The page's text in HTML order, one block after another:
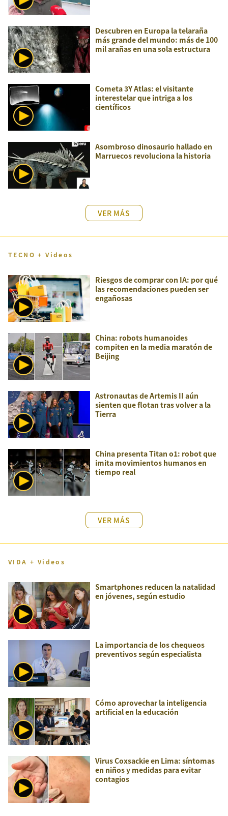
Descubren en Europa la telaraña
más grande del mundo: más de 100
mil arañas en una sola estructura
Cometa 3Y Atlas: el visitante
interestelar que intriga a los
científicos
Asombroso dinosaurio hallado en
Marruecos revoluciona la historia
VER MÁS
TECNO + Videos
Riesgos de comprar con IA: por qué
las recomendaciones pueden ser
engañosas
China: robots humanoides
compiten en la media maratón de
Beijing
Astronautas de Artemis II aún
sienten que flotan tras volver a la
Tierra
China presenta Titan o1: robot que
imita movimientos humanos en
tiempo real
VER MÁS
VIDA + Videos
Smartphones reducen la natalidad
en jóvenes, según estudio
La importancia de los chequeos
preventivos según especialista
Cómo aprovechar la inteligencia
artificial en la educación
Virus Coxsackie en Lima: síntomas
en niños y medidas para evitar
contagios